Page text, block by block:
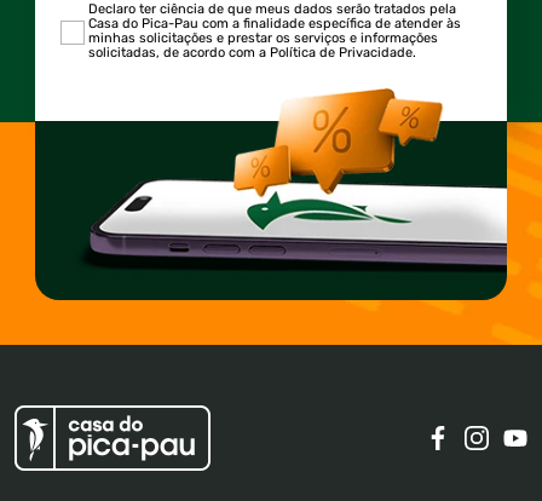
Declaro ter ciência de que meus dados serão tratados pela
Casa do Pica-Pau com a finalidade específica de atender às
minhas solicitações e prestar os serviços e informações
solicitadas, de acordo com a Política de Privacidade.